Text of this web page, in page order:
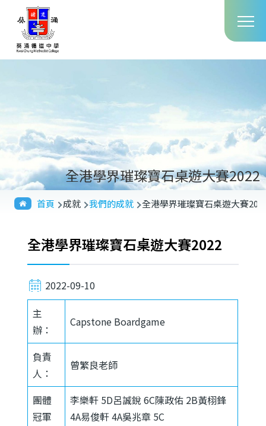
移至主內容
全港學界璀璨寶石桌遊大賽2022
導
首頁 成就 我們的成就 全港學界璀璨寶石桌遊大賽
全港學界璀璨寶石桌遊大賽2022
2022-09-10
主
辦：
Capstone Boardgame
負責
人：
曾繁良老師
團體
冠軍
李樂軒 5D呂誠銳 6C陳政佑 2B黃栩鋒
4A易俊軒 4A吳兆章 5C